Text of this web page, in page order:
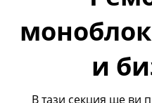
и
В тази секция ще ви